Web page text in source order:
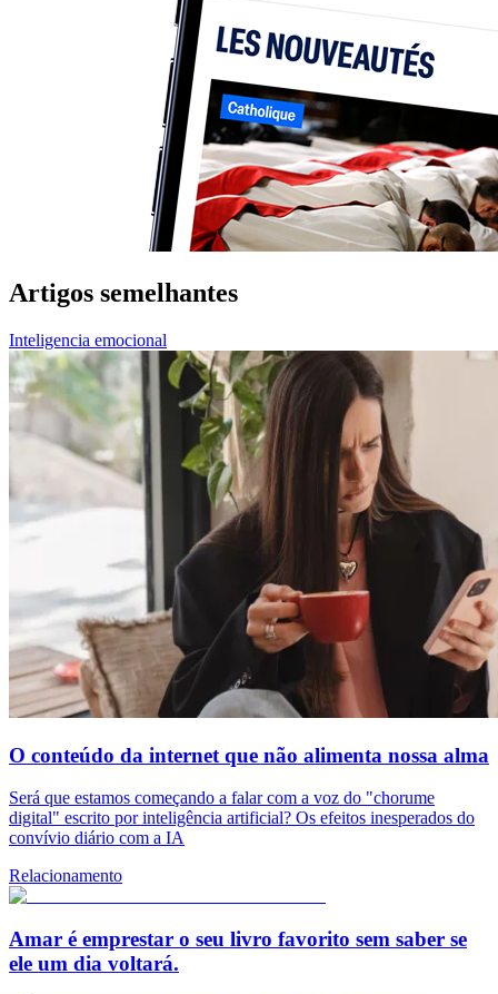
Artigos semelhantes
Inteligencia emocional
O conteúdo da internet que não alimenta nossa alma
Será que estamos começando a falar com a voz do "chorume
digital" escrito por inteligência artificial? Os efeitos inesperados do
convívio diário com a IA
Relacionamento
Amar é emprestar o seu livro favorito sem saber se
ele um dia voltará.